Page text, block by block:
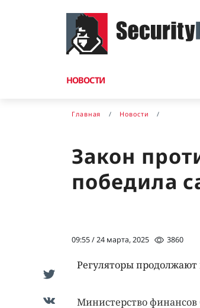
НОВОСТИ
Главная Новости
Закон
победила
09:55 / 24 марта, 2025 3860
Регуляторы
Министерство